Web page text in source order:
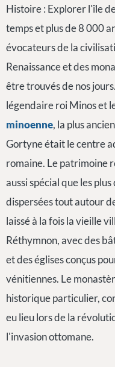
Histoire : Explorer l'île
temps et plus de 8 000
évocateurs de la
Renaissance et des
être trouvés de nos
légendaire roi Minos et
minoenne, la plus
Gortyne était le centre
romaine. Le patrimoine
aussi spécial que les
dispersées tout autour
laissé à la fois la vieille
Réthymnon, avec des
et des églises conçus
vénitiennes. Le
historique particulier,
eu lieu lors de la
l'invasion ottomane.